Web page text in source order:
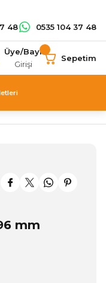
48 0535 104 37 48
Üye/Bayi
Girişi
Sepetim
mm